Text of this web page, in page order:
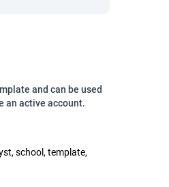
and can be used
an active account.
school, template,